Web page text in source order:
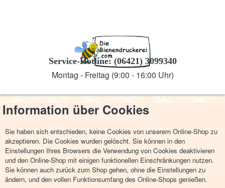
Service-Hotline: (06421) 3099340
Montag - Freitag (9:00 - 16:00 Uhr)
Information über Cookies
Sie haben sich entschieden, keine Cookies von unserem Online-Shop zu
akzeptieren. Die Cookies wurden gelöscht. Sie können in den
Einstellungen Ihres Browsers die Verwendung von Cookies deaktivieren
und den Online-Shop mit einigen funktionellen Einschränkungen nutzen.
Sie können auch zurück zum Shop gehen, ohne die Einstellungen zu
ändern, und den vollen Funktionsumfang des Online-Shops genießen.